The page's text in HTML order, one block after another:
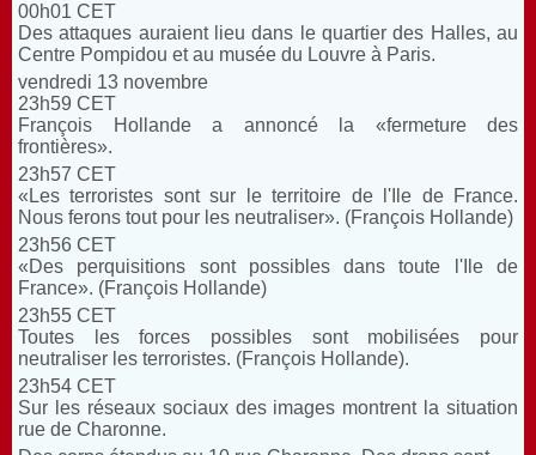
00h01 CET
Des attaques auraient lieu dans le quartier des Halles, au
Centre Pompidou et au musée du Louvre à Paris.
vendredi 13 novembre
23h59 CET
François Hollande a annoncé la «fermeture des
frontières».
23h57 CET
«Les terroristes sont sur le territoire de l'Ile de France.
Nous ferons tout pour les neutraliser». (François Hollande)
23h56 CET
«Des perquisitions sont possibles dans toute l'Ile de
France». (François Hollande)
23h55 CET
Toutes les forces possibles sont mobilisées pour
neutraliser les terroristes. (François Hollande).
23h54 CET
Sur les réseaux sociaux des images montrent la situation
rue de Charonne.